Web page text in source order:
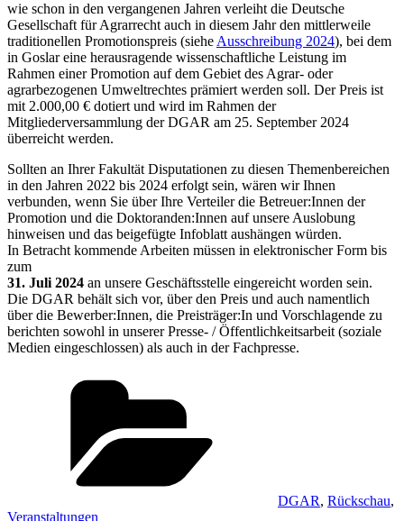
wie schon in den vergangenen Jahren verleiht die Deutsche
Gesellschaft für Agrarrecht auch in diesem Jahr den mittlerweile
traditionellen Promotionspreis (siehe Ausschreibung 2024), bei dem
in Goslar eine herausragende wissenschaftliche Leistung im
Rahmen einer Promotion auf dem Gebiet des Agrar- oder
agrarbezogenen Umweltrechtes prämiert werden soll. Der Preis ist
mit 2.000,00 € dotiert und wird im Rahmen der
Mitgliederversammlung der DGAR am 25. September 2024
überreicht werden.
Sollten an Ihrer Fakultät Disputationen zu diesen Themenbereichen
in den Jahren 2022 bis 2024 erfolgt sein, wären wir Ihnen
verbunden, wenn Sie über Ihre Verteiler die Betreuer:Innen der
Promotion und die Doktoranden:Innen auf unsere Auslobung
hinweisen und das beigefügte Infoblatt aushängen würden.
In Betracht kommende Arbeiten müssen in elektronischer Form bis
zum
31. Juli 2024 an unsere Geschäftsstelle eingereicht worden sein.
Die DGAR behält sich vor, über den Preis und auch namentlich
über die Bewerber:Innen, die Preisträger:In und Vorschlagende zu
berichten sowohl in unserer Presse- / Öffentlichkeitsarbeit (soziale
Medien eingeschlossen) als auch in der Fachpresse.
DGAR, Rückschau,
Veranstaltungen